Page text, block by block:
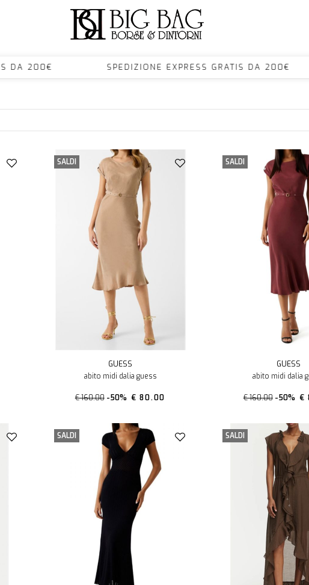
DA 200€ SPEDIZIONE EXPRESS GRATIS DA
SALDI
GUESS
abito midi dalia guess
€ 160.00 -50% € 80.00
SALDI
GUESS
abito midi dalia
€ 160.00 -50% €
SALDI SALDI